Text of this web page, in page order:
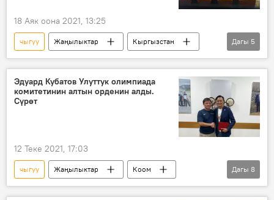
18 Аяк оона 2021, 13:25
чыгуу Жаңылыктар
Кыргызстан
Экономика
"Кыргыз алтын" ишканасы
сатуу
Дагы 5
Эдуард Кубатов Улуттук олимпиада
комитетинин алтын орденин алды.
Сүрөт
12 Теке 2021, 17:03
чыгуу Жаңылыктар
Коом
Кыргызстан
Спорт
Дагы 8